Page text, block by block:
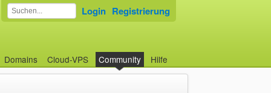
Domains Cloud-VPS Community Hilfe
Login Registrierung